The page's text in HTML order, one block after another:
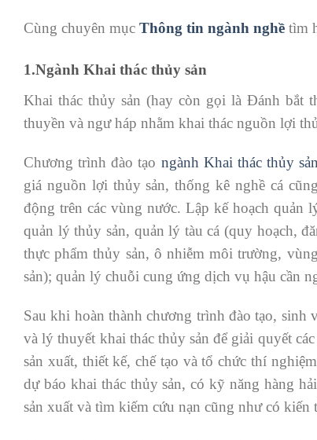
Cùng chuyên mục Thông tin ngành nghề tìm
1.Ngành Khai thác thủy sản
Khai thác thủy sản (hay còn gọi là Đánh bắt
thuyền và ngư háp nhằm khai thác nguồn lợi
Chương trình đào tạo ngành Khai thác thủy sản
giá nguồn lợi thủy sản, thống kê nghề cá
động trên các vùng nước. Lập kế hoạch quản
quản lý thủy sản, quản lý tàu cá (quy hoạch,
thực phẩm thủy sản, ô nhiễm môi trường,
sản); quản lý chuỗi cung ứng dịch vụ hậu cần
Sau khi hoàn thành chương trình đào tạo, sinh
và lý thuyết khai thác thủy sản để giải quyết
sản xuất, thiết kế, chế tạo và tổ chức thí
dự báo khai thác thủy sản, có kỹ năng hàng
sản xuất và tìm kiếm cứu nạn cũng như có